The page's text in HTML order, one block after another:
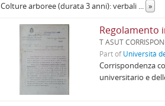
Colture arboree (durata 3 anni): verbali ... »
Regolamento
T ASUT
Part ofUniversità
Corrispondenza
universitario e